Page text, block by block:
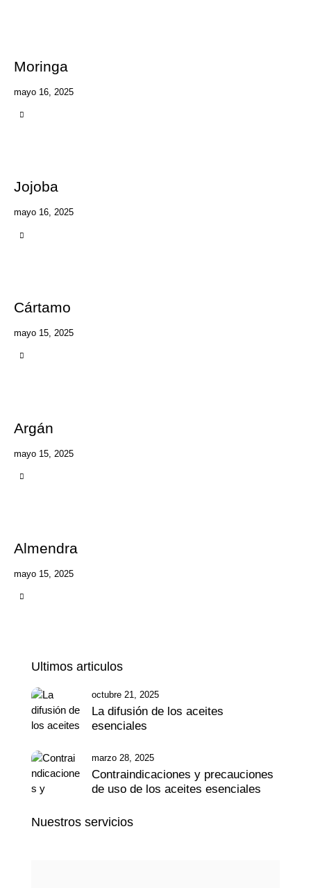
Moringa
mayo 16, 2025
Jojoba
mayo 16, 2025
Cártamo
mayo 15, 2025
Argán
mayo 15, 2025
Almendra
mayo 15, 2025
Ultimos articulos
octubre 21, 2025
La difusión de los aceites
esenciales
marzo 28, 2025
Contraindicaciones y precauciones
de uso de los aceites esenciales
Nuestros servicios